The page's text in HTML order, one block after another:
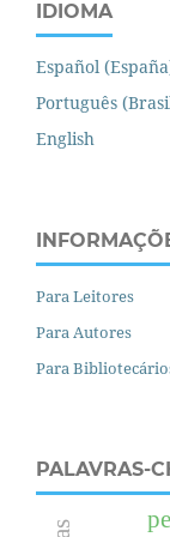
IDIOMA
Español
Português
English
Para Leitores
Para Autores
Para
PALAVRAS-